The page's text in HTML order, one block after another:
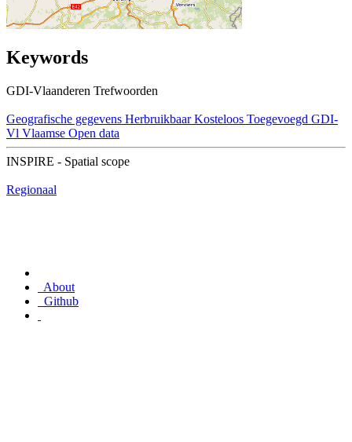
Keywords
GDI-Vlaanderen Trefwoorden
Geografische gegevens Herbruikbaar Kosteloos Toegevoegd GDI-
Vl Vlaamse Open data
INSPIRE - Spatial scope
Regionaal
About
Github